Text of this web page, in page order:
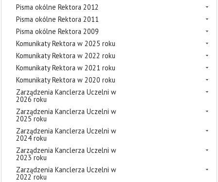
Pisma okólne Rektora 2012
Pisma okólne Rektora 2011
Pisma okólne Rektora 2009
Komunikaty Rektora w 2025 roku
Komunikaty Rektora w 2022 roku
Komunikaty Rektora w 2021 roku
Komunikaty Rektora w 2020 roku
Zarządzenia Kanclerza Uczelni w
2026 roku
Zarządzenia Kanclerza Uczelni w
2025 roku
Zarządzenia Kanclerza Uczelni w
2024 roku
Zarządzenia Kanclerza Uczelni w
2023 roku
Zarządzenia Kanclerza Uczelni w
2022 roku